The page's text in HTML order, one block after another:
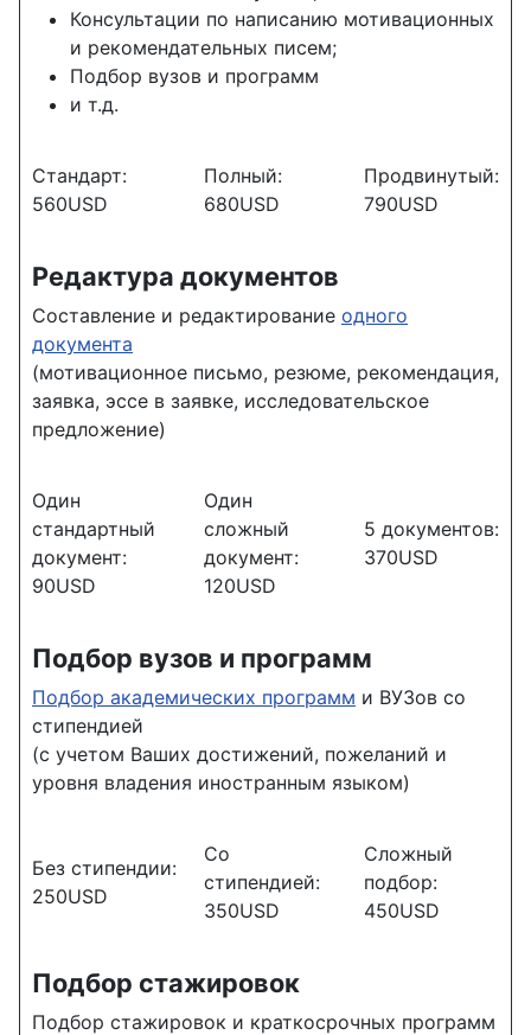
Консультации по написанию мотивационных
и рекомендательных писем;
Подбор вузов и программ
и т.д.
Стандарт:
560USD
Полный:
680USD
Продвинутый:
790USD
Редактура документов
Составление и редактирование одного
документа
(мотивационное письмо, резюме, рекомендация,
заявка, эссе в заявке, исследовательское
предложение)
Один
стандартный
документ:
90USD
Один
сложный
документ:
120USD
5 документов:
370USD
Подбор вузов и программ
Подбор академических программ и ВУЗов со
стипендией
(с учетом Ваших достижений, пожеланий и
уровня владения иностранным языком)
Без стипендии:
250USD
Со
стипендией:
350USD
Сложный
подбор:
450USD
Подбор стажировок
Подбор стажировок и краткосрочных программ